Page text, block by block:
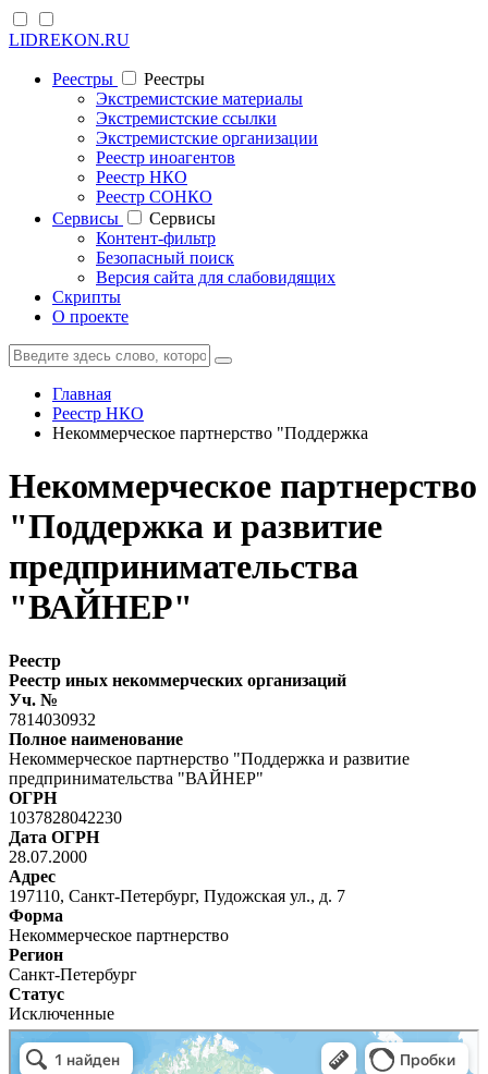
LIDREKON.RU
Реестры
Реестры
Экстремистские материалы
Экстремистские ссылки
Экстремистские организации
Реестр иноагентов
Реестр НКО
Реестр СОНКО
Cервисы
Cервисы
Контент-фильтр
Безопасный поиск
Версия сайта для слабовидящих
Скрипты
О проекте
Главная
Реестр НКО
Некоммерческое партнерство "Поддержка
Некоммерческое партнерство
"Поддержка и развитие
предпринимательства
"ВАЙНЕР"
Реестр
Реестр иных некоммерческих организаций
Уч. №
7814030932
Полное наименование
Некоммерческое партнерство "Поддержка и развитие
предпринимательства "ВАЙНЕР"
ОГРН
1037828042230
Дата ОГРН
28.07.2000
Адрес
197110, Санкт-Петербург, Пудожская ул., д. 7
Форма
Некоммерческое партнерство
Регион
Санкт-Петербург
Статус
Исключенные